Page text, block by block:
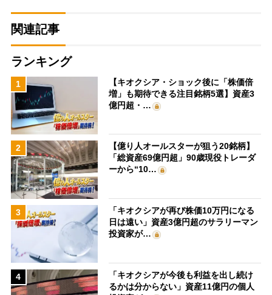
関連記事
ランキング
1
【キオクシア・ショック後に「株価倍
増」も期待できる注目銘柄5選】資産3
億円超・…
2
【億り人オールスターが狙う20銘柄】
「総資産69億円超」90歳現役トレーダ
ーから“10…
3
「キオクシアが再び株価10万円になる
日は遠い」資産3億円超のサラリーマン
投資家が…
4
「キオクシアが今後も利益を出し続け
るかは分からない」資産11億円の個人